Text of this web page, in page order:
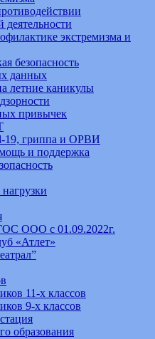
деятельности
экстремизма и
безопасность
данных
летние каникулы
привычек
19, гриппа и ОРВИ
и поддержка
ООО с 01.09.2022г.
«Атлет»
11-х классов
9-х классов
образования